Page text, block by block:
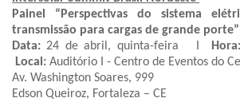
Painel “Perspectivas do sistema
transmissão para cargas de grande porte”
Data:24 de abril, quinta-feira I Hora:
Local: Auditório I - Centro de Eventos do
Av. Washington Soares, 999
Edson Queiroz, Fortaleza – CE